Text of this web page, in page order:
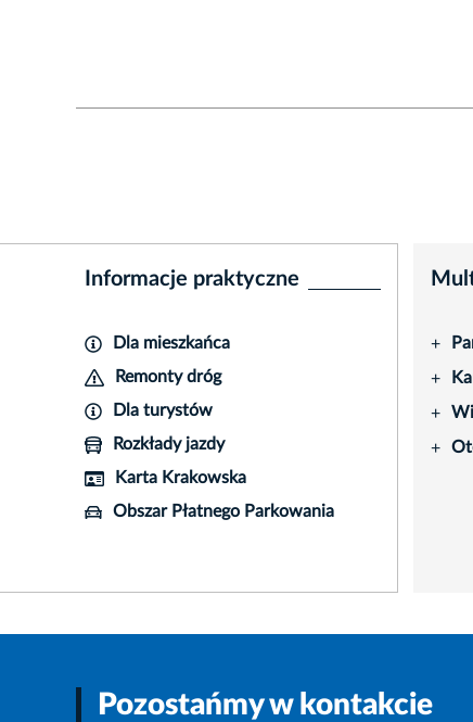
Informacje praktyczne
Dla mieszkańca
Remonty dróg
Dla turystów
Rozkłady jazdy
Karta Krakowska
Obszar Płatnego Parkowania
+
+
+
+
Pozostańmy w kontakcie